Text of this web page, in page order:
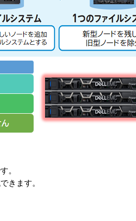
。
きます。